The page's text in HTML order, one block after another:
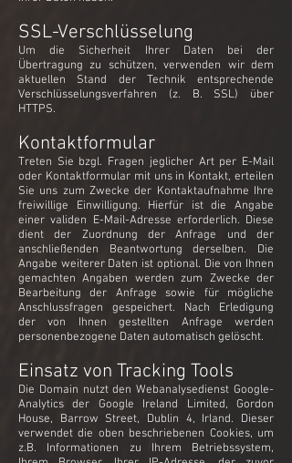
SSL-Verschlüsselung
Um die Sicherheit Ihrer Daten bei der
Übertragung zu schützen, verwenden wir dem
aktuellen Stand der Technik entsprechende
Verschlüsselungsverfahren (z. B. SSL) über
HTTPS.
Kontaktformular
Treten Sie bzgl. Fragen jeglicher Art per E-Mail
oder Kontaktformular mit uns in Kontakt, erteilen
Sie uns zum Zwecke der Kontaktaufnahme Ihre
freiwillige Einwilligung. Hierfür ist die Angabe
einer validen E-Mail-Adresse erforderlich. Diese
dient der Zuordnung der Anfrage und der
anschließenden Beantwortung derselben. Die
Angabe weiterer Daten ist optional. Die von Ihnen
gemachten Angaben werden zum Zwecke der
Bearbeitung der Anfrage sowie für mögliche
Anschlussfragen gespeichert. Nach Erledigung
der von Ihnen gestellten Anfrage werden
personenbezogene Daten automatisch gelöscht.
Einsatz von Tracking Tools
Die Domain nutzt den Webanalysedienst Google-
Analytics der Google Ireland Limited, Gordon
House, Barrow Street, Dublin 4, Irland. Dieser
verwendet die oben beschriebenen Cookies, um
z.B. Informationen zu Ihrem Betriebssystem,